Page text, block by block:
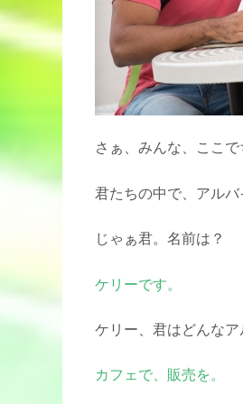
さぁ、みんな、ここで
君たちの中で、アル
じゃぁ君。名前は？
ケリーです。
ケリー、君はどんな
カフェで、販売を。